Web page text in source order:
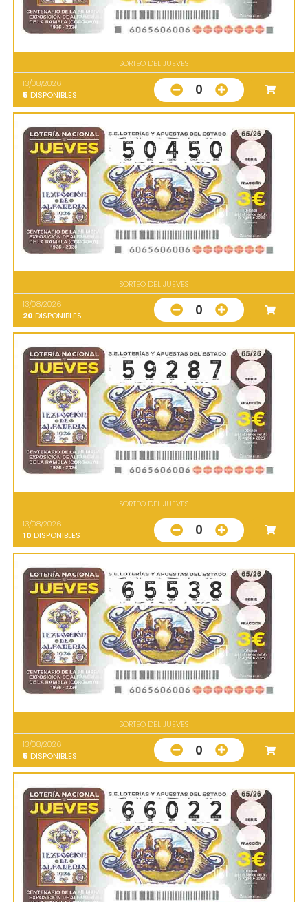
SORTEO DEL JUEVES
13/08/2026
5 DISPONIBLES 0
SORTEO DEL JUEVES
13/08/2026
20 DISPONIBLES 0
SORTEO DEL JUEVES
13/08/2026
10 DISPONIBLES 0
SORTEO DEL JUEVES
13/08/2026
5 DISPONIBLES 0